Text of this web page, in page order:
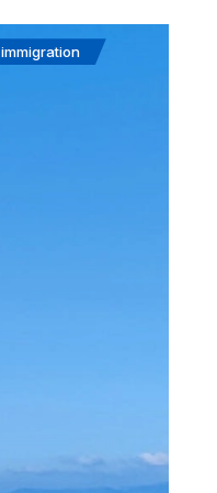
immigration